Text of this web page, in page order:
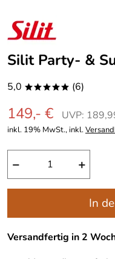
Silit Party- &
5,0 ***** (6)
149,- € UVP:
inkl. 19% MwSt., inkl.
− +
In
Versandfertig in 2